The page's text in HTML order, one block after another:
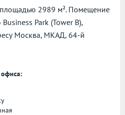
2989 м². Помещение
Park (Tower B),
Москва, МКАД, 64-й
офиса: